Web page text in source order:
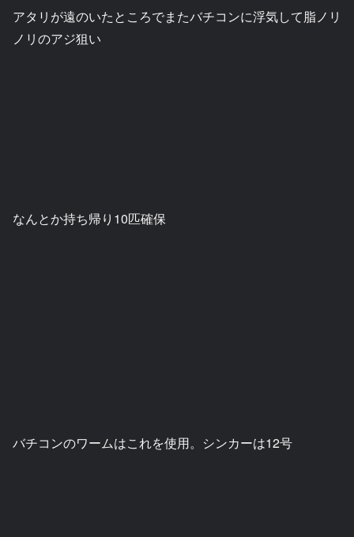
アタリが遠のいたところでまたバチコンに浮気して脂ノリ
ノリのアジ狙い
なんとか持ち帰り10匹確保
バチコンのワームはこれを使用。シンカーは12号